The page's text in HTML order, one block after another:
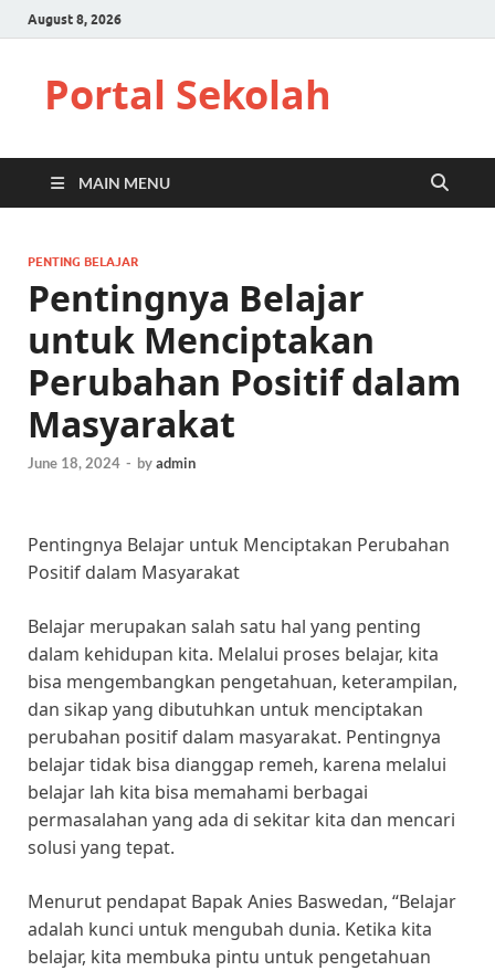
August 8, 2026
Portal Sekolah
MAIN MENU
PENTING BELAJAR
Pentingnya Belajar
untuk Menciptakan
Perubahan Positif dalam
Masyarakat
June 18, 2024 - byadmin
Pentingnya Belajar untuk Menciptakan Perubahan
Positif dalam Masyarakat
Belajar merupakan salah satu hal yang penting
dalam kehidupan kita. Melalui proses belajar, kita
bisa mengembangkan pengetahuan, keterampilan,
dan sikap yang dibutuhkan untuk menciptakan
perubahan positif dalam masyarakat. Pentingnya
belajar tidak bisa dianggap remeh, karena melalui
belajar lah kita bisa memahami berbagai
permasalahan yang ada di sekitar kita dan mencari
solusi yang tepat.
Menurut pendapat Bapak Anies Baswedan, “Belajar
adalah kunci untuk mengubah dunia. Ketika kita
belajar, kita membuka pintu untuk pengetahuan